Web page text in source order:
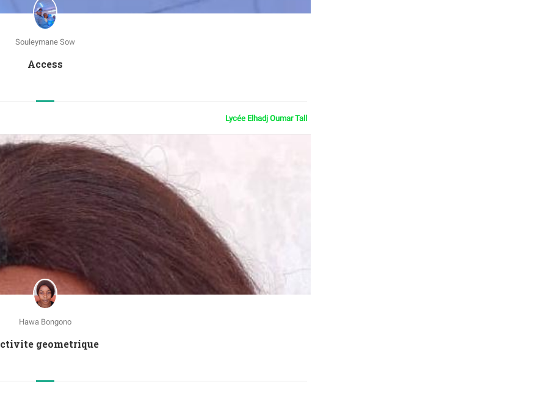
Souleymane Sow
Access
Lycée Elhadj Oumar Tall
Hawa Bongono
Activite geometrique